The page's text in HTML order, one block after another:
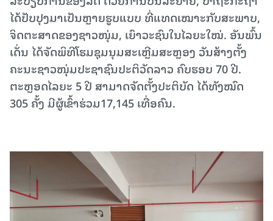
ໄດ້ປັບປຸງມາເປັນຫຼາຍຮູບແບບ ທີ່ແທດເໝາະກັບສະພາບ,
ຈິດຕະສາດຂອງຊາວໜຸ່ມ, ເຍົາວະຊົນໃນໄລຍະໃໝ່. ອັນພົ້ນ
ເດັ່ນ ໄດ້ຈັດພິທີໂຮມຊຸມນຸມສະເຫຼີມສະຫຼອງ ວັນສ້າງຕັ້ງ
ຄະນະຊາວໜຸ່ມປະຊາຊົນປະຕິວັດລາວ ຄົບຮອບ 70 ປີ.
ຕະຫຼອດໄລຍະ 5 ປີ ສາມາດຈັດຕັ້ງປະຕິບັດ ໄດ້ທັງໝົດ
305 ຄັ້ງ ມີຜູ້ເຂົ້າຮ່ວມ17,145 ເທື່ອຄົນ.